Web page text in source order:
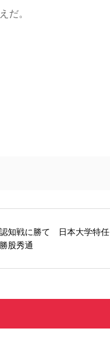
だ。
知戦に勝て 日本大学特任
股秀通